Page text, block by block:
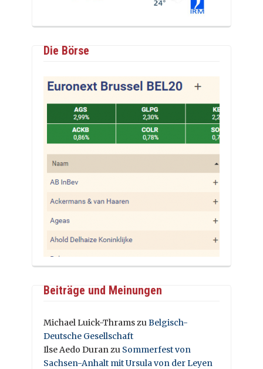
Die Börse
Beiträge und Meinungen
Michael Luick-ThramszuBelgisch-
Deutsche Gesellschaft
Ilse Aedo Duranzu Sommerfest von
Sachsen-Anhalt mit Ursula von der Leyen